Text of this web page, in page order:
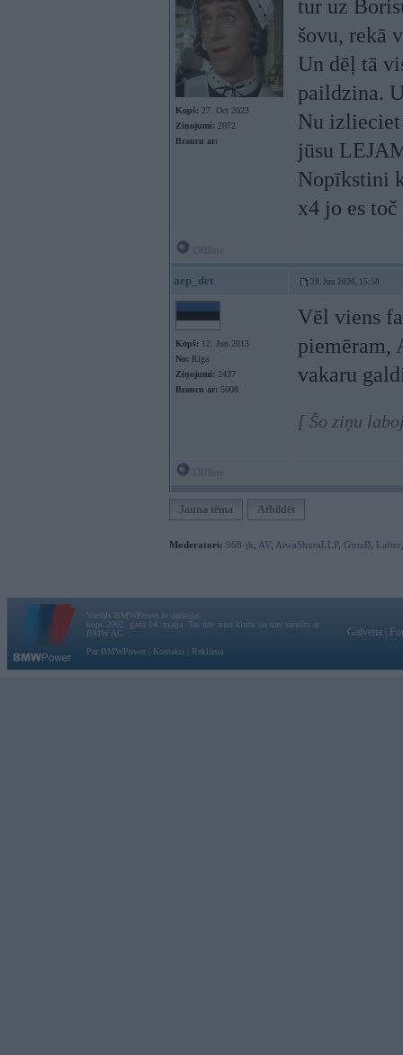
Kopš: 27. Oct 2023
Ziņojumi: 2072
Braucu ar:
tur uz
šovu, rekā
Un dēļ tā
paildzina.
Nu izlieciet
jūsu
Nopīkstini
x4 jo es
aep_det 28. Jun 2026, 15:58
Kopš: 12. Jun 2013
No: Rīga
Ziņojumi: 2437
Braucu ar: 5008
Vēl viens
piemēram,
vakaru
[ Šo ziņu
Jauna tēma Atbildēt
Moderatori: 968-jk AV AiwaShuraLLP, GirtzB Lafter
Vortāls BMWPower.lv darbojas
kopš 2002. gada 14. maija. Tas nav auto klubs un nav saistīts ar
BMW AG.
Par BMWPower
Kontakti Reklāma
Galvena